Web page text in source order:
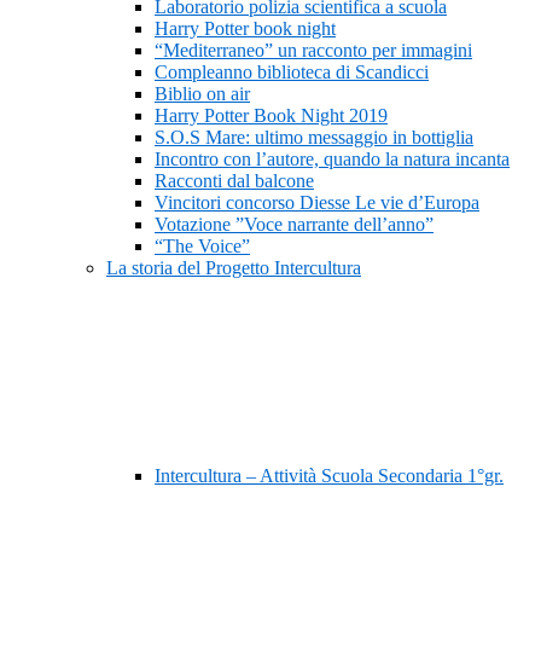
Laboratorio polizia scientifica a scuola
Harry Potter book night
“Mediterraneo” un racconto per immagini
Compleanno biblioteca di Scandicci
Biblio on air
Harry Potter Book Night 2019
S.O.S Mare: ultimo messaggio in bottiglia
Incontro con l’autore, quando la natura incanta
Racconti dal balcone
Vincitori concorso Diesse Le vie d’Europa
Votazione ”Voce narrante dell’anno”
“The Voice”
La storia del Progetto Intercultura
Intercultura – Attività Scuola Secondaria 1°gr.